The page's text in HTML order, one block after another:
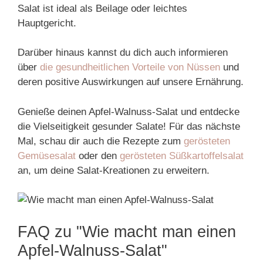
Salat ist ideal als Beilage oder leichtes
Hauptgericht.
Darüber hinaus kannst du dich auch informieren
über die gesundheitlichen Vorteile von Nüssen und
deren positive Auswirkungen auf unsere Ernährung.
Genieße deinen Apfel-Walnuss-Salat und entdecke
die Vielseitigkeit gesunder Salate! Für das nächste
Mal, schau dir auch die Rezepte zum gerösteten
Gemüsesalat oder den gerösteten Süßkartoffelsalat
an, um deine Salat-Kreationen zu erweitern.
FAQ zu "Wie macht man einen
Apfel-Walnuss-Salat"